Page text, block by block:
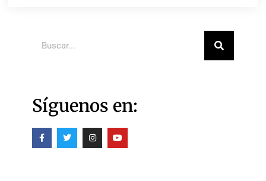
Buscar
Síguenos en:
F
a
c
T
w
i
I
n
s
Y
o
u